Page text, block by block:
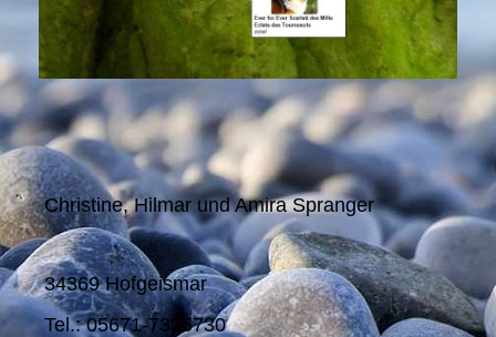
Christine, Hilmar und Amira Spranger
34369 Hofgeismar
Tel.: 05671-7325730